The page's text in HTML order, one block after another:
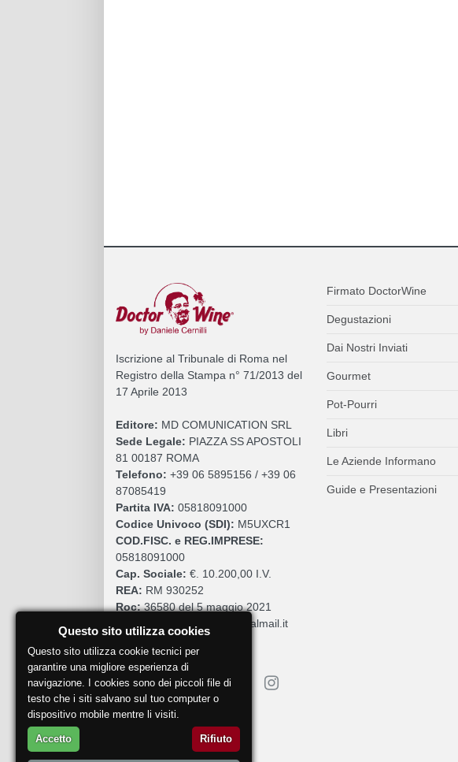
Iscrizione al Tribunale di Roma nel
Registro della Stampa n° 71/2013 del
17 Aprile 2013
Editore: MD COMUNICATION SRL
Sede Legale: PIAZZA SS APOSTOLI
81 00187 ROMA
Telefono: +39 06 5895156 / +39 06
87085419
Partita IVA: 05818091000
Codice Univoco (SDI): M5UXCR1
COD.FISC. e REG.IMPRESE:
05818091000
Cap. Sociale: €. 10.200,00 I.V.
REA: RM 930252
Roc:36580 del 5 maggio 2021
mdcomunication@legalmail.it
Segnala un problema
Firmato DoctorWine
Degustazioni
Dai Nostri Inviati
Gourmet
Pot-Pourri
Libri
Le Aziende Informano
Guide e Presentazioni
Questo sito utilizza cookies
Questo sito utilizza cookie tecnici per
garantire una migliore esperienza di
navigazione. I cookies sono dei piccoli file di
testo che i siti salvano sul tuo computer o
dispositivo mobile mentre li visiti.
Accetto Rifiuto